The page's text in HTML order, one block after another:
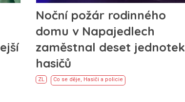
Noční požár rodinného
domu v Napajedlech
zaměstnal deset jednotek
hasičů
ZL Co se děje, Hasiči a policie